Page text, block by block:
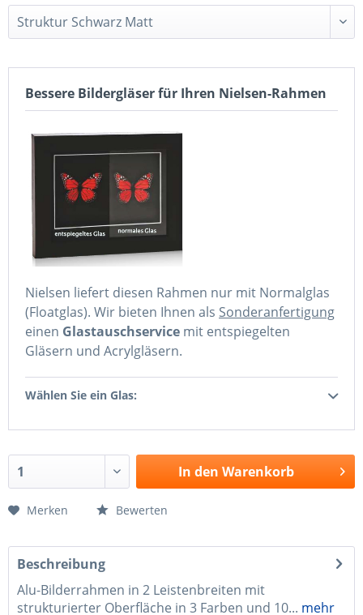
Bessere Bildergläser für Ihren Nielsen-Rahmen
Nielsen liefert diesen Rahmen nur mit Normalglas
(Floatglas). Wir bieten Ihnen als Sonderanfertigung
einen Glastauschservice mit entspiegelten
Gläsern und Acrylgläsern.
Wählen Sie ein Glas:
In den Warenkorb
Merken Bewerten
Beschreibung
Alu-Bilderrahmen in 2 Leistenbreiten mit
strukturierter Oberfläche in 3 Farben und 10... mehr